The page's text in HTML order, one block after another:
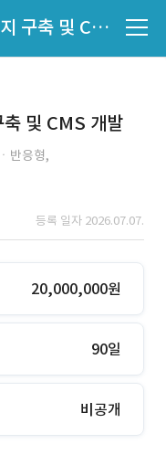
그룹사 3개사 통합 홈페이지 구축 및 CMS 개발
및 CMS 개발
반응형,
등록 일자 2026.07.07.
20,000,000원
90일
비공개